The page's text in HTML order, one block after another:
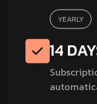
YEARLY
14